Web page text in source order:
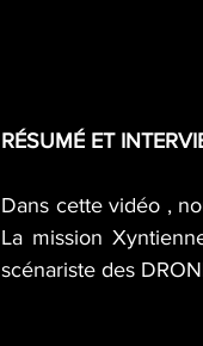
RÉSUMÉ ET
Dans cette vidéo ,
La mission
scénariste des